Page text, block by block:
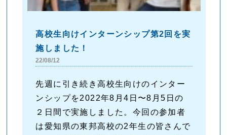
高校生向けインターンシップ第2回を実
施しました！
22/08/12
先週に引き続き高校生向けのインター
ンシップを2022年8月4日〜8月5日の
２日間で実施しました。今回の参加者
は愛知県の東邦高校の2年生の皆さんで